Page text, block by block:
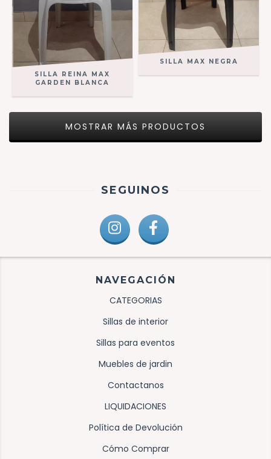
SILLA REINA MAX
GARDEN BLANCA
SILLA MAX NEGRA
MOSTRAR MÁS PRODUCTOS
SEGUINOS
NAVEGACIÓN
CATEGORIAS
Sillas de interior
Sillas para eventos
Muebles de jardin
Contactanos
LIQUIDACIONES
Política de Devolución
Cómo Comprar